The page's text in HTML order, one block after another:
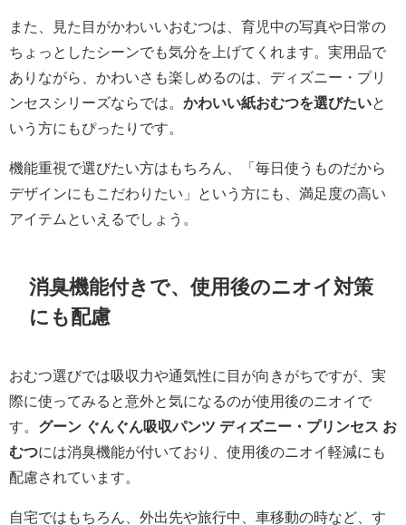
また、見た目がかわいいおむつは、育児中の写真や日常の
ちょっとしたシーンでも気分を上げてくれます。実用品で
ありながら、かわいさも楽しめるのは、ディズニー・プリ
ンセスシリーズならでは。 かわいい紙おむつを選びたいと
いう方にもぴったりです。
機能重視で選びたい方はもちろん、「毎日使うものだから
デザインにもこだわりたい」という方にも、満足度の高い
アイテムといえるでしょう。
消臭機能付きで、使用後のニオイ対策
にも配慮
おむつ選びでは吸収力や通気性に目が向きがちですが、実
際に使ってみると意外と気になるのが使用後のニオイで
す。 グーン ぐんぐん吸収パンツ ディズニー・プリンセス お
むつには消臭機能が付いており、使用後のニオイ軽減にも
配慮されています。
自宅ではもちろん、外出先や旅行中、車移動の時など、す